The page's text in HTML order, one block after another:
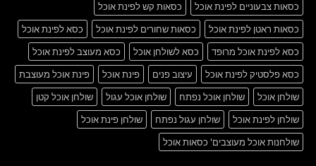
כסאות צבעוניים לפינת אוכל
כסאות קש לפינת אוכל
כסאות ראטן לפינת אוכל
כסאות שחורים לפינת אוכל
כסא לפינת אוכל
כסא לפינת אוכל מרופד
כסא לשולחן אוכל
כסא מעוצב לפינת אוכל
כסא פלסטיק לפינת אוכל
עיצוב פנים פינת אוכל
פינת אוכל מעוצבת
שולחן אוכל
שולחן אוכל נפתח שולחן אוכל עגול
שולחן אוכל קטן
שולחן לפינת אוכל
שולחן עגול נפתח
שולחן פינת אוכל
שולחנות אוכל מעוצבים' כסאות אוכל